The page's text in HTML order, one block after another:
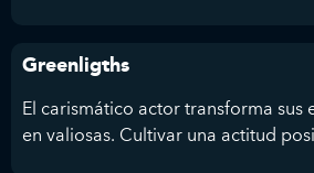
Greenligths
El carismático actor transforma sus
en valiosas. Cultivar una actitud